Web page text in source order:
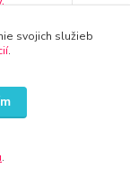
svojich služieb
.
.